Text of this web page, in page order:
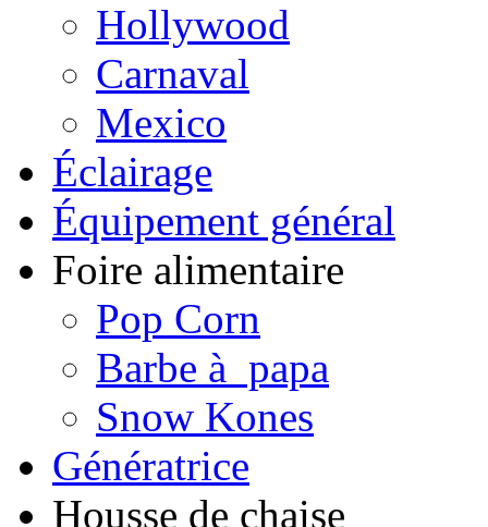
Hollywood
Carnaval
Mexico
Éclairage
Équipement général
Foire alimentaire
Pop Corn
Barbe à papa
Snow Kones
Génératrice
Housse de chaise